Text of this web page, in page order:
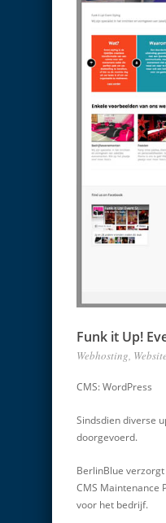
Funk it Up!
Webhosting,
CMS: WordPress
Sindsdien diverse
doorgevoerd.
BerlinBlue
CMS Maintenance
voor het bedrijf.